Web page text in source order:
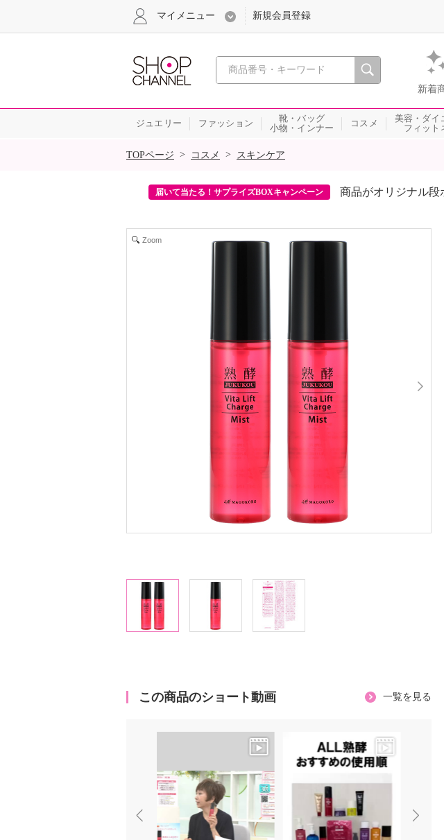
心おどる、瞬間を。通販・テレビショッピングのショッ
新着
マイメニュー 新規会員登録
ジュエリー ファッション
靴・バッグ
小物・インナー
コスメ
美容・ダイ
フィット
SALE
TOPページ > コスメ > スキンケア
届いて当たる！サプライズBOXキャンペーン 商品がオリジナル段
Zoom
この商品のショート動画 一覧を見る